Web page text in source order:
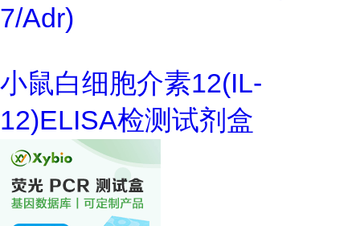
7/Adr)
小鼠白细胞介素12(IL-
12)ELISA检测试剂盒